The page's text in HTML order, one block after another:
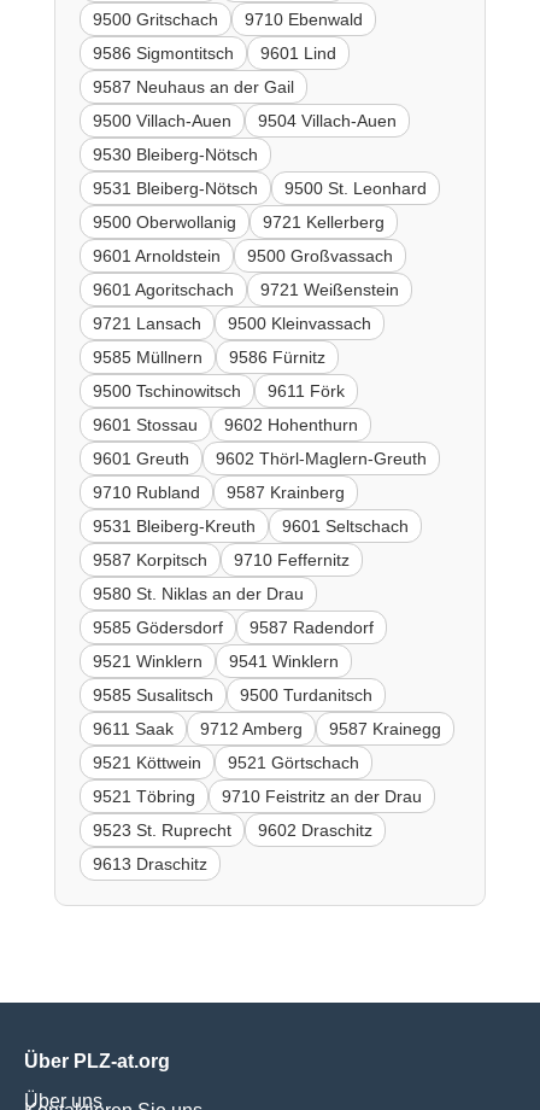
9500 Gritschach
9710 Ebenwald
9586 Sigmontitsch
9601 Lind
9587 Neuhaus an der Gail
9500 Villach-Auen
9504 Villach-Auen
9530 Bleiberg-Nötsch
9531 Bleiberg-Nötsch
9500 St. Leonhard
9500 Oberwollanig
9721 Kellerberg
9601 Arnoldstein
9500 Großvassach
9601 Agoritschach
9721 Weißenstein
9721 Lansach
9500 Kleinvassach
9585 Müllnern
9586 Fürnitz
9500 Tschinowitsch
9611 Förk
9601 Stossau
9602 Hohenthurn
9601 Greuth
9602 Thörl-Maglern-Greuth
9710 Rubland
9587 Krainberg
9531 Bleiberg-Kreuth
9601 Seltschach
9587 Korpitsch
9710 Feffernitz
9580 St. Niklas an der Drau
9585 Gödersdorf
9587 Radendorf
9521 Winklern
9541 Winklern
9585 Susalitsch
9500 Turdanitsch
9611 Saak
9712 Amberg
9587 Krainegg
9521 Köttwein
9521 Görtschach
9521 Töbring
9710 Feistritz an der Drau
9523 St. Ruprecht
9602 Draschitz
9613 Draschitz
Über PLZ-at.org
Über uns